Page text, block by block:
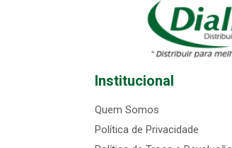
Institucional
Quem Somos
Política de Privacidade